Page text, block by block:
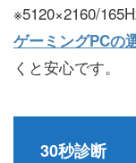
※5120×2160/
ゲーミングPCの
くと安心です。
30秒診断